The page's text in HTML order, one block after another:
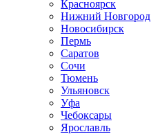
Красноярск
Нижний Новгород
Новосибирск
Пермь
Саратов
Сочи
Тюмень
Ульяновск
Уфа
Чебоксары
Ярославль